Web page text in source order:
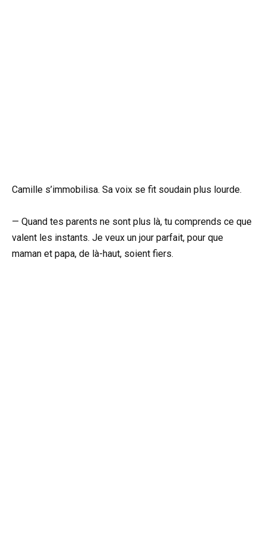
Camille s’immobilisa. Sa voix se fit soudain plus lourde.
— Quand tes parents ne sont plus là, tu comprends ce que
valent les instants. Je veux un jour parfait, pour que
maman et papa, de là-haut, soient fiers.